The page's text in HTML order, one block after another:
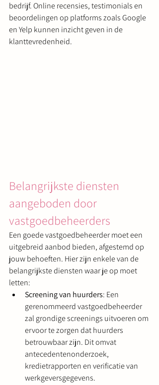
bedrijf. Online recensies, testimonials en
beoordelingen op platforms zoals Google
en Yelp kunnen inzicht geven in de
klanttevredenheid.
Belangrijkste diensten
aangeboden door
vastgoedbeheerders
Een goede vastgoedbeheerder moet een
uitgebreid aanbod bieden, afgestemd op
jouw behoeften. Hier zijn enkele van de
belangrijkste diensten waar je op moet
letten:
Screening van huurders: Een
gerenommeerd vastgoedbeheerder
zal grondige screenings uitvoeren om
ervoor te zorgen dat huurders
betrouwbaar zijn. Dit omvat
antecedentenonderzoek,
kredietrapporten en verificatie van
werkgeversgegevens.